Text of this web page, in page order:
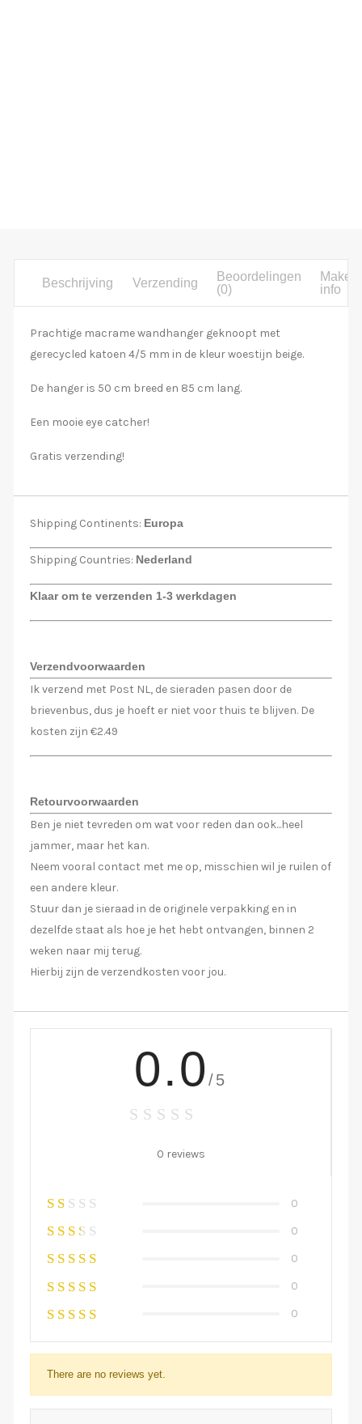
Beschrijving Verzending
Beoordelingen
(0)
Maker
info
Prachtige macrame wandhanger geknoopt met
gerecycled katoen 4/5 mm in de kleur woestijn beige.
De hanger is 50 cm breed en 85 cm lang.
Een mooie eye catcher!
Gratis verzending!
Shipping Continents: Europa
Shipping Countries: Nederland
Klaar om te verzenden 1-3 werkdagen
Verzendvoorwaarden
Ik verzend met Post NL, de sieraden pasen door de
brievenbus, dus je hoeft er niet voor thuis te blijven. De
kosten zijn €2.49
Retourvoorwaarden
Ben je niet tevreden om wat voor reden dan ook...heel
jammer, maar het kan.
Neem vooral contact met me op, misschien wil je ruilen of
een andere kleur.
Stuur dan je sieraad in de originele verpakking en in
dezelfde staat als hoe je het hebt ontvangen, binnen 2
weken naar mij terug.
Hierbij zijn de verzendkosten voor jou.
0.0 /5
0 reviews
0
0
0
0
0
There are no reviews yet.